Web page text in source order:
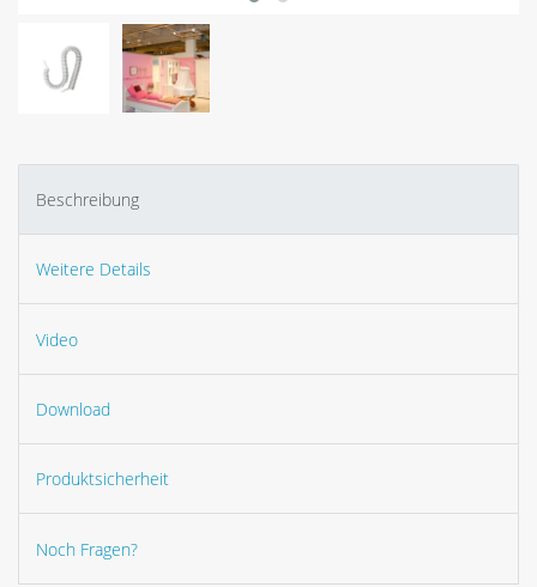
Beschreibung
Weitere Details
Video
Download
Produktsicherheit
Noch Fragen?